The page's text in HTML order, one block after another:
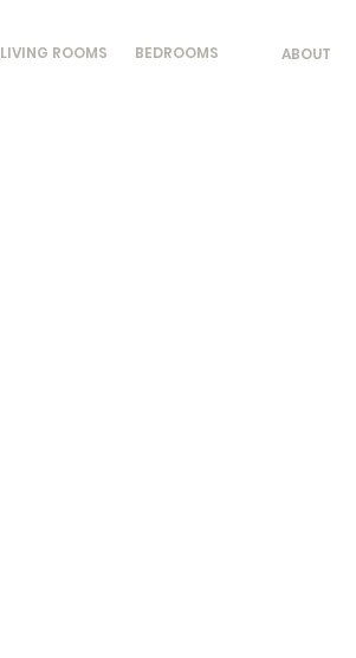
LIVING ROOMS BEDROOMS ABOUT